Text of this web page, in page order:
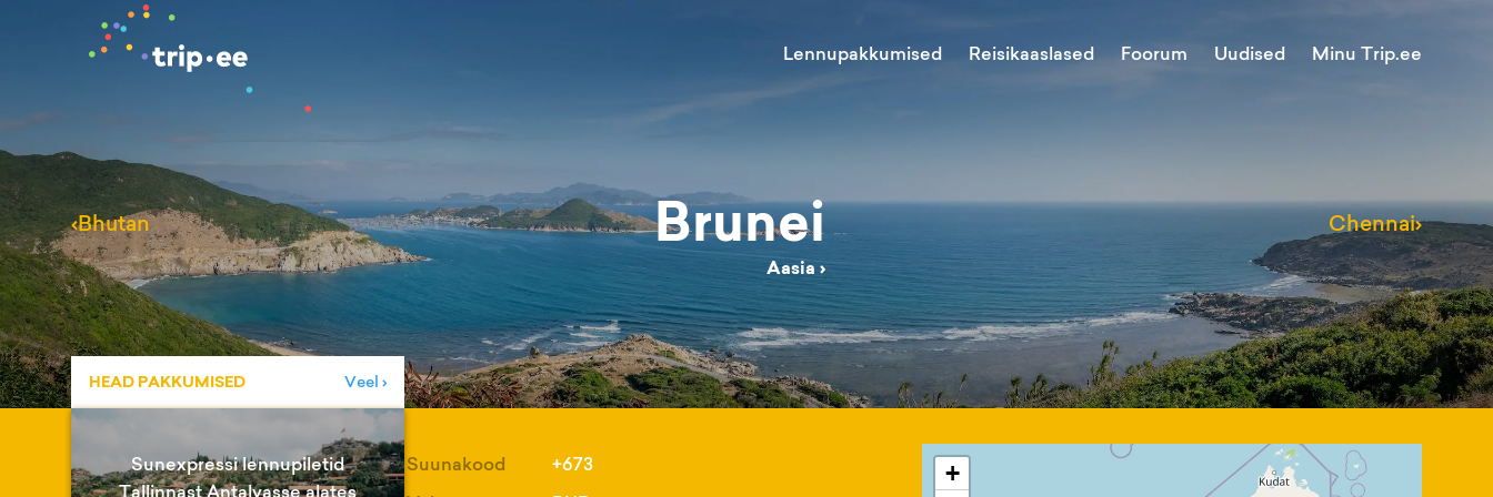
Lennupakkumised Reisikaaslased Foorum Uudised Minu Trip.ee
‹Bhutan Brunei
Aasia›
Chennai›
HEAD PAKKUMISED Veel ›
Sunexpressi lennupiletid
Tallinnast Antalyasse alates
Suunakood
+673
+